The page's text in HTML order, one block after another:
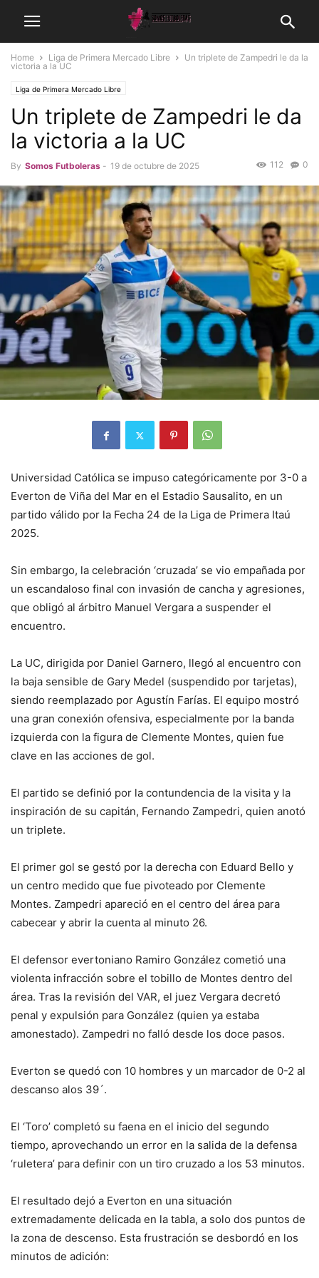
Home Liga de Primera Mercado Libre
Un triplete de Zampedri le da la
victoria a la UC
Liga de Primera Mercado Libre
Un triplete de Zampedri le da
la victoria a la UC
By Somos Futboleras - 19 de octubre de 2025 0
112
Universidad Católica se impuso categóricamente por 3-0 a
Everton de Viña del Mar en el Estadio Sausalito, en un
partido válido por la Fecha 24 de la Liga de Primera Itaú
2025.
Sin embargo, la celebración ‘cruzada’ se vio empañada por
un escandaloso final con invasión de cancha y agresiones,
que obligó al árbitro Manuel Vergara a suspender el
encuentro.
La UC, dirigida por Daniel Garnero, llegó al encuentro con
la baja sensible de Gary Medel (suspendido por tarjetas),
siendo reemplazado por Agustín Farías. El equipo mostró
una gran conexión ofensiva, especialmente por la banda
izquierda con la figura de Clemente Montes, quien fue
clave en las acciones de gol.
El partido se definió por la contundencia de la visita y la
inspiración de su capitán, Fernando Zampedri, quien anotó
un triplete.
El primer gol se gestó por la derecha con Eduard Bello y
un centro medido que fue pivoteado por Clemente
Montes. Zampedri apareció en el centro del área para
cabecear y abrir la cuenta al minuto 26.
El defensor evertoniano Ramiro González cometió una
violenta infracción sobre el tobillo de Montes dentro del
área. Tras la revisión del VAR, el juez Vergara decretó
penal y expulsión para González (quien ya estaba
amonestado). Zampedri no falló desde los doce pasos.
Everton se quedó con 10 hombres y un marcador de 0-2 al
descanso alos 39´.
El ‘Toro’ completó su faena en el inicio del segundo
tiempo, aprovechando un error en la salida de la defensa
‘ruletera’ para definir con un tiro cruzado a los 53 minutos.
El resultado dejó a Everton en una situación
extremadamente delicada en la tabla, a solo dos puntos de
la zona de descenso. Esta frustración se desbordó en los
minutos de adición: